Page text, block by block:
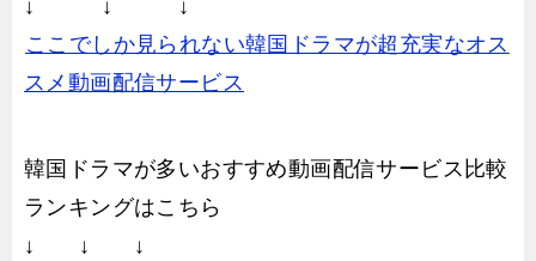
↓ ↓ ↓
ここでしか見られない韓国ドラマが超充実なオス
スメ動画配信サービス
韓国ドラマが多いおすすめ動画配信サービス比較
ランキングはこちら
↓ ↓ ↓